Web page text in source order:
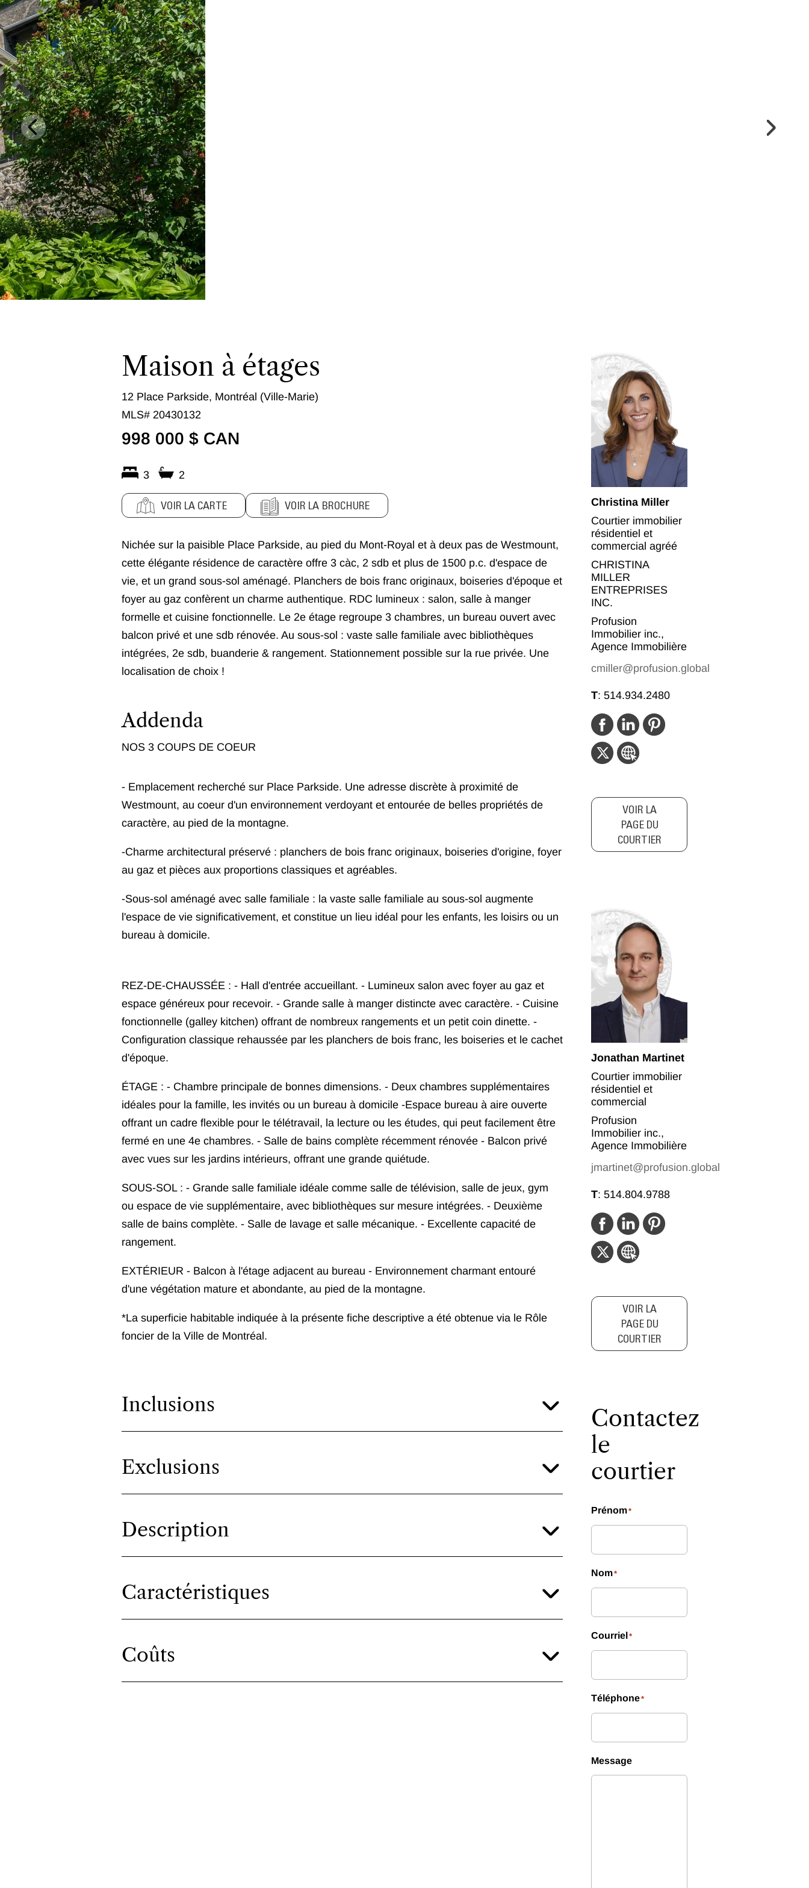
Maison à étages
12 Place Parkside, Montréal (Ville-Marie)
MLS# 20430132
998 000 $ CAN
3 2
VOIR LA CARTE VOIR LA BROCHURE
Nichée sur la paisible Place Parkside, au pied du Mont-Royal et à deux pas de Westmount,
cette élégante résidence de caractère offre 3 càc, 2 sdb et plus de 1500 p.c. d'espace de
vie, et un grand sous-sol aménagé. Planchers de bois franc originaux, boiseries d'époque et
foyer au gaz confèrent un charme authentique. RDC lumineux : salon, salle à manger
formelle et cuisine fonctionnelle. Le 2e étage regroupe 3 chambres, un bureau ouvert avec
balcon privé et une sdb rénovée. Au sous-sol : vaste salle familiale avec bibliothèques
intégrées, 2e sdb, buanderie & rangement. Stationnement possible sur la rue privée. Une
localisation de choix !
Addenda
NOS 3 COUPS DE COEUR
- Emplacement recherché sur Place Parkside. Une adresse discrète à proximité de
Westmount, au coeur d'un environnement verdoyant et entourée de belles propriétés de
caractère, au pied de la montagne.
-Charme architectural préservé : planchers de bois franc originaux, boiseries d'origine, foyer
au gaz et pièces aux proportions classiques et agréables.
-Sous-sol aménagé avec salle familiale : la vaste salle familiale au sous-sol augmente
l'espace de vie significativement, et constitue un lieu idéal pour les enfants, les loisirs ou un
bureau à domicile.
REZ-DE-CHAUSSÉE : - Hall d'entrée accueillant. - Lumineux salon avec foyer au gaz et
espace généreux pour recevoir. - Grande salle à manger distincte avec caractère. - Cuisine
fonctionnelle (galley kitchen) offrant de nombreux rangements et un petit coin dinette. -
Configuration classique rehaussée par les planchers de bois franc, les boiseries et le cachet
d'époque.
ÉTAGE : - Chambre principale de bonnes dimensions. - Deux chambres supplémentaires
idéales pour la famille, les invités ou un bureau à domicile -Espace bureau à aire ouverte
offrant un cadre flexible pour le télétravail, la lecture ou les études, qui peut facilement être
fermé en une 4e chambres. - Salle de bains complète récemment rénovée - Balcon privé
avec vues sur les jardins intérieurs, offrant une grande quiétude.
SOUS-SOL : - Grande salle familiale idéale comme salle de télévision, salle de jeux, gym
ou espace de vie supplémentaire, avec bibliothèques sur mesure intégrées. - Deuxième
salle de bains complète. - Salle de lavage et salle mécanique. - Excellente capacité de
rangement.
EXTÉRIEUR - Balcon à l'étage adjacent au bureau - Environnement charmant entouré
d'une végétation mature et abondante, au pied de la montagne.
*La superficie habitable indiquée à la présente fiche descriptive a été obtenue via le Rôle
foncier de la Ville de Montréal.
Inclusions
Exclusions
Description
Caractéristiques
Coûts
Christina Miller
Courtier immobilier
résidentiel et
commercial agréé
CHRISTINA
MILLER
ENTREPRISES
INC.
Profusion
Immobilier inc.,
Agence Immobilière
cmiller@profusion.global
T:514.934.2480
VOIR LA
PAGE DU
COURTIER
Jonathan Martinet
Courtier immobilier
résidentiel et
commercial
Profusion
Immobilier inc.,
Agence Immobilière
jmartinet@profusion.global
T:514.804.9788
VOIR LA
PAGE DU
COURTIER
Contactez
le
courtier
Prénom*
Nom*
Courriel *
Téléphone*
Message